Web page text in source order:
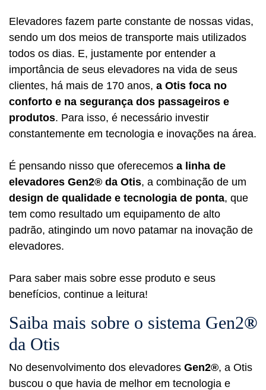
Elevadores fazem parte constante de nossas vidas,
sendo um dos meios de transporte mais utilizados
todos os dias. E, justamente por entender a
importância de seus elevadores na vida de seus
clientes, há mais de 170 anos, a Otis foca no
conforto e na segurança dos passageiros e
produtos. Para isso, é necessário investir
constantemente em tecnologia e inovações na área.
É pensando nisso que oferecemos a linha de
elevadores Gen2® da Otis, a combinação de um
design de qualidade e tecnologia de ponta, que
tem como resultado um equipamento de alto
padrão, atingindo um novo patamar na inovação de
elevadores.
Para saber mais sobre esse produto e seus
benefícios, continue a leitura!
Saiba mais sobre o sistema Gen2®
da Otis
No desenvolvimento dos elevadores Gen2®, a Otis
buscou o que havia de melhor em tecnologia e